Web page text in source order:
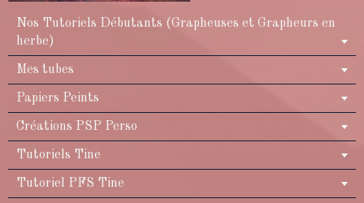
Nos Tutoriels Débutants (Grapheuses et Grapheurs en
herbe)
Mes tubes
Papiers Peints
Créations PSP Perso
Tutoriels Tine
Tutoriel PFS Tine